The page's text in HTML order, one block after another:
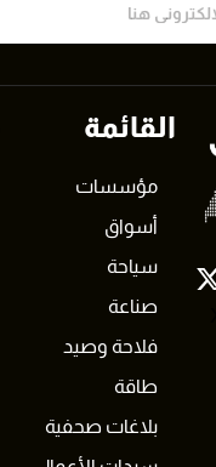
القائمة
مؤسسات
أسواق
سياحة
صناعة
فلاحة وصيد
طاقة
بلاغات صحفية